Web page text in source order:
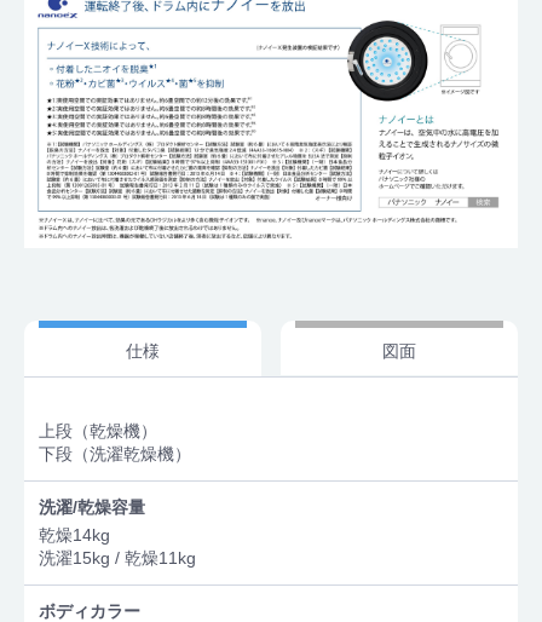
仕様 図面
上段（乾燥機）
下段（洗濯乾燥機）
洗濯/乾燥容量
乾燥14kg
洗濯15kg / 乾燥11kg
ボディカラー